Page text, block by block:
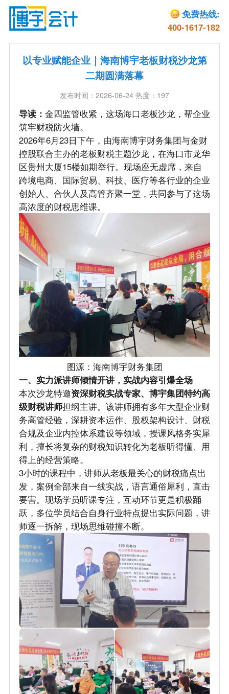
免费热线:
400-1617-182
以专业赋能企业｜海南博宇老板财税沙龙第
二期圆满落幕
发布时间：2026-06-24 热度：197
导读： 金四监管收紧，这场海口老板沙龙，帮企业
筑牢财税防火墙。
2026年6月23日下午，由海南博宇财务集团与金财
控股联合主办的老板财税主题沙龙，在海口市龙华
区贵州大厦15楼如期举行。现场座无虚席，来自
跨境电商、国际贸易、科技、医疗等各行业的企业
创始人、合伙人及高管齐聚一堂，共同参与了这场
高浓度的财税思维课。
图源：海南博宇财务集团
一、实力派讲师倾情开讲，实战内容引爆全场
本次沙龙特邀资深财税实战专家、博宇集团特约高
级财税讲师担纲主讲。该讲师拥有多年大型企业财
务高管经验，深耕资本运作、股权架构设计、财税
合规及企业内控体系建设等领域，授课风格务实犀
利，擅长将复杂的财税知识转化为老板听得懂、用
得上的经营策略。
3小时的课程中，讲师从老板最关心的财税痛点出
发，案例全部来自一线实战，语言通俗犀利，直击
要害。现场学员听课专注，互动环节更是积极踊
跃，多位学员结合自身行业特点提出实际问题，讲
师逐一拆解，现场思维碰撞不断。